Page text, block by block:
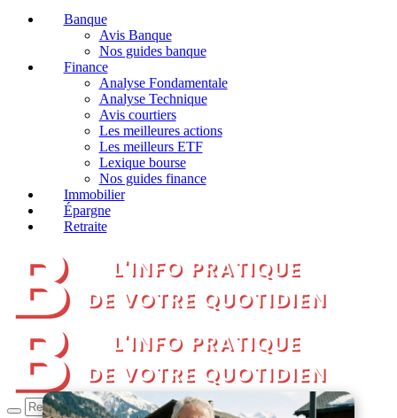
Banque
Avis Banque
Nos guides banque
Finance
Analyse Fondamentale
Analyse Technique
Avis courtiers
Les meilleures actions
Les meilleurs ETF
Lexique bourse
Nos guides finance
Immobilier
Épargne
Retraite